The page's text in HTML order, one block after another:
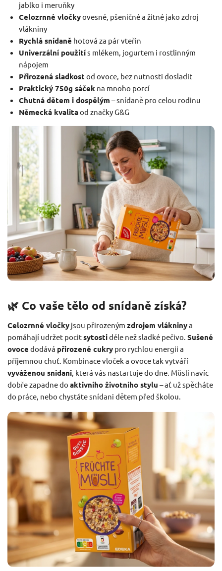
jablko i meruňky
Celozrnné vločkyovesné, pšeničné a žitné jako zdroj
vlákniny
Rychlá snídaně hotová za pár vteřin
Univerzální použitís mlékem, jogurtem i rostlinným
nápojem
Přirozená sladkost od ovoce, bez nutnosti dosladit
Praktický 750g sáčekna mnoho porcí
Chutná dětem i dospělým – snídaně pro celou rodinu
Německá kvalitaod značky G&G
🌿 Co vaše tělo od snídaně získá?
Celozrnné vločky jsou přirozeným zdrojem vlákninya
pomáhají udržet pocitsytostidéle než sladké pečivo. Sušené
ovoce dodává přirozené cukry pro rychlou energii a
příjemnou chuť. Kombinace vloček a ovoce tak vytváří
vyváženou snídani, která vás nastartuje do dne. Müsli navíc
dobře zapadne do aktivního životního stylu – ať už spěcháte
do práce, nebo chystáte snídani dětem před školou.